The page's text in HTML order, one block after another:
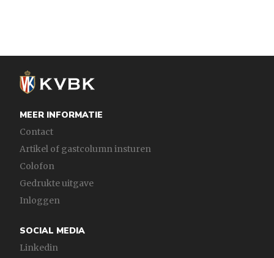
MEER INFORMATIE
Contact
Artikel of gastcolumn insturen
Colofon
Gedrukte uitgave
Inloggen
SOCIAL MEDIA
Linkedin